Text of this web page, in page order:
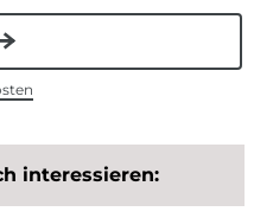
interessieren: